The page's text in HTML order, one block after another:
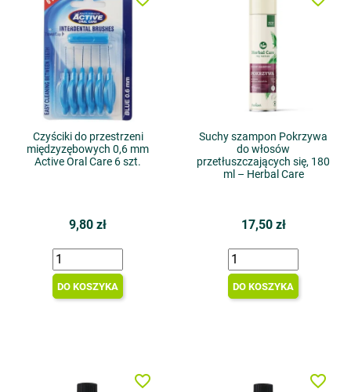
Czyściki do przestrzeni
międzyzębowych 0,6 mm
Active Oral Care 6 szt.
9,80 zł
DO KOSZYKA
Suchy szampon Pokrzywa
do włosów
przetłuszczających się, 180
ml – Herbal Care
17,50 zł
DO KOSZYKA
favorite_border favorite_border